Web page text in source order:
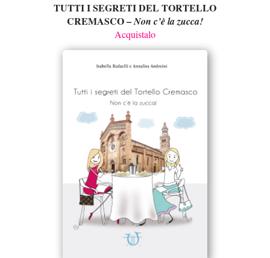
TUTTI I SEGRETI DEL TORTELLO
CREMASCO –Non c’è la zucca!
Acquistalo